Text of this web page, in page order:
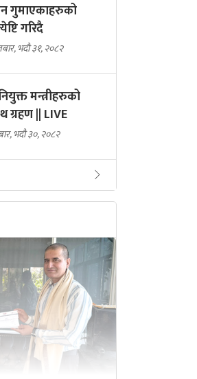
गुमाएकाहरुको
गरिदै
भदौ ३१, २०८२
मन्त्रीहरुको
ग्रहण || LIVE
भदौ ३०, २०८२